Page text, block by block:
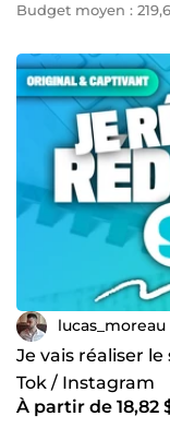
Budget moyen :
lucas_moreau
Je vais réaliser
Tok / Instagram
À partir de 18,82